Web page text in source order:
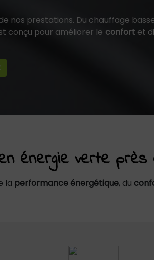
nos prestations. Du chauffage
conçu pour améliorer le confort et
énergie verte près
la performance énergétique, du